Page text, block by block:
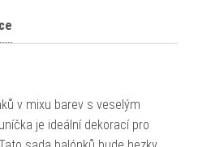
v mixu barev s veselým
je ideální dekorací pro